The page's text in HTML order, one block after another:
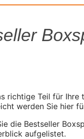
richtige Teil für Ihre
werden Sie hier
die Bestseller
aufgelistet.